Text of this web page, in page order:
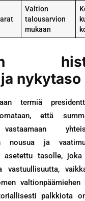
Valtion
talousarvion
mukaan
nykytaso
termiä
että
nousua ja
asetettu tasolle, joka
vastuullisuutta,
palkkiota